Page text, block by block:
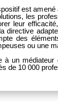
est
les
leur
directive
des
ou une
à un
de 10 000